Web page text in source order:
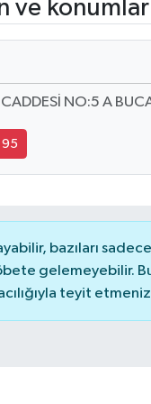
ve
NO:5 A
bazıları
gelemeyebilir.
teyit